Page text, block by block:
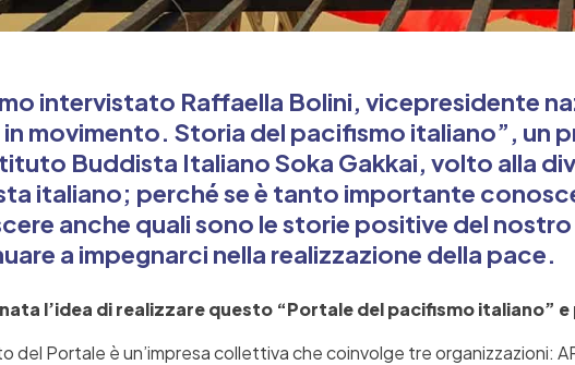
intervistato Raffaella Bolini, vicepresidente
in movimento. Storia del pacifismo italiano”,
Buddista Italiano Soka Gakkai, volto alla
italiano; perché se è tanto importante
anche quali sono le storie positive del
a impegnarci nella realizzazione della pace.
l’idea di realizzare questo “Portale del pacifismo
del Portale è un’impresa collettiva che coinvolge tre organizzazioni: